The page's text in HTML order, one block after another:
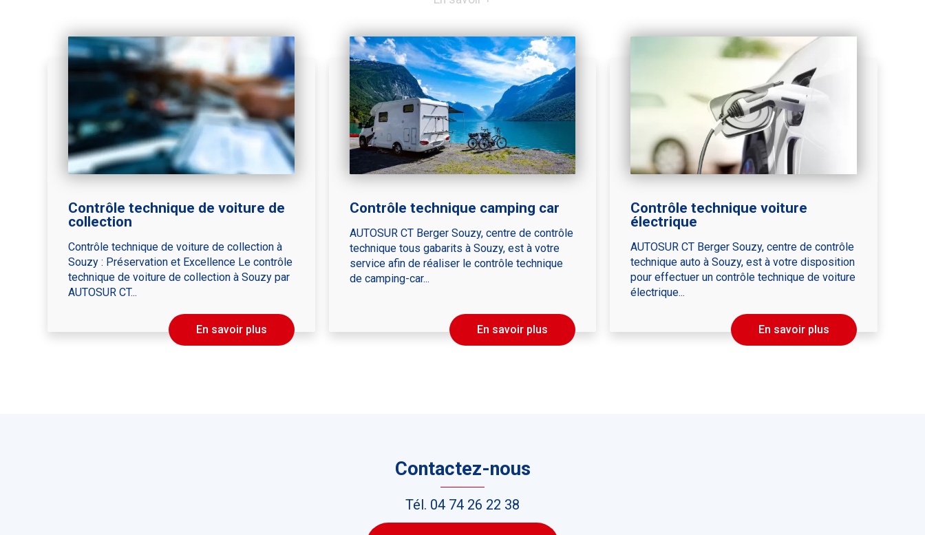
Contrôle technique de voiture de
collection
Contrôle technique de voiture de collection à
Souzy : Préservation et Excellence Le contrôle
technique de voiture de collection à Souzy par
AUTOSUR CT...
En savoir plus
Contrôle technique camping car
AUTOSUR CT Berger Souzy, centre de contrôle
technique tous gabarits à Souzy, est à votre
service afin de réaliser le contrôle technique
de camping-car...
En savoir plus
Contrôle technique voiture
électrique
AUTOSUR CT Berger Souzy, centre de contrôle
technique auto à Souzy, est à votre disposition
pour effectuer un contrôle technique de voiture
électrique...
En savoir plus
Contactez-nous
Tél. 04 74 26 22 38